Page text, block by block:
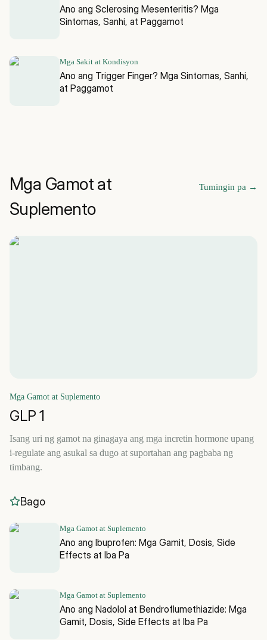
Ano ang Sclerosing Mesenteritis? Mga
Sintomas, Sanhi, at Paggamot
Mga Sakit at Kondisyon
Ano ang Trigger Finger? Mga Sintomas, Sanhi,
at Paggamot
Mga Gamot at
Suplemento
Tumingin pa →
Mga Gamot at Suplemento
GLP 1
Isang uri ng gamot na ginagaya ang mga incretin hormone upang
i-regulate ang asukal sa dugo at suportahan ang pagbaba ng
timbang.
Bago
Mga Gamot at Suplemento
Ano ang Ibuprofen: Mga Gamit, Dosis, Side
Effects at Iba Pa
Mga Gamot at Suplemento
Ano ang Nadolol at Bendroflumethiazide: Mga
Gamit, Dosis, Side Effects at Iba Pa